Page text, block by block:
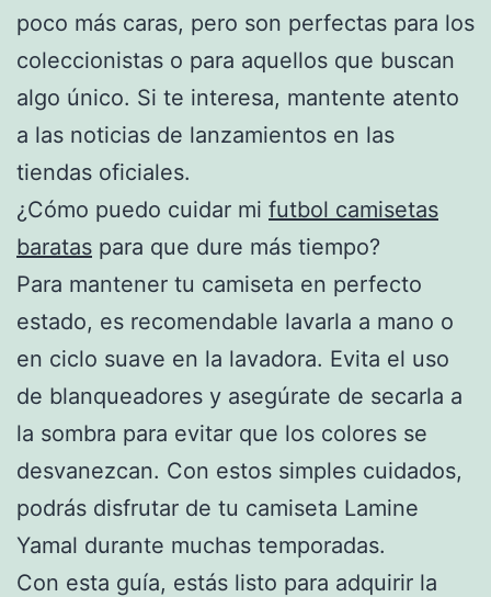
poco más caras, pero son perfectas para los
coleccionistas o para aquellos que buscan
algo único. Si te interesa, mantente atento
a las noticias de lanzamientos en las
tiendas oficiales.
¿Cómo puedo cuidar mi futbol camisetas
baratas para que dure más tiempo?
Para mantener tu camiseta en perfecto
estado, es recomendable lavarla a mano o
en ciclo suave en la lavadora. Evita el uso
de blanqueadores y asegúrate de secarla a
la sombra para evitar que los colores se
desvanezcan. Con estos simples cuidados,
podrás disfrutar de tu camiseta Lamine
Yamal durante muchas temporadas.
Con esta guía, estás listo para adquirir la